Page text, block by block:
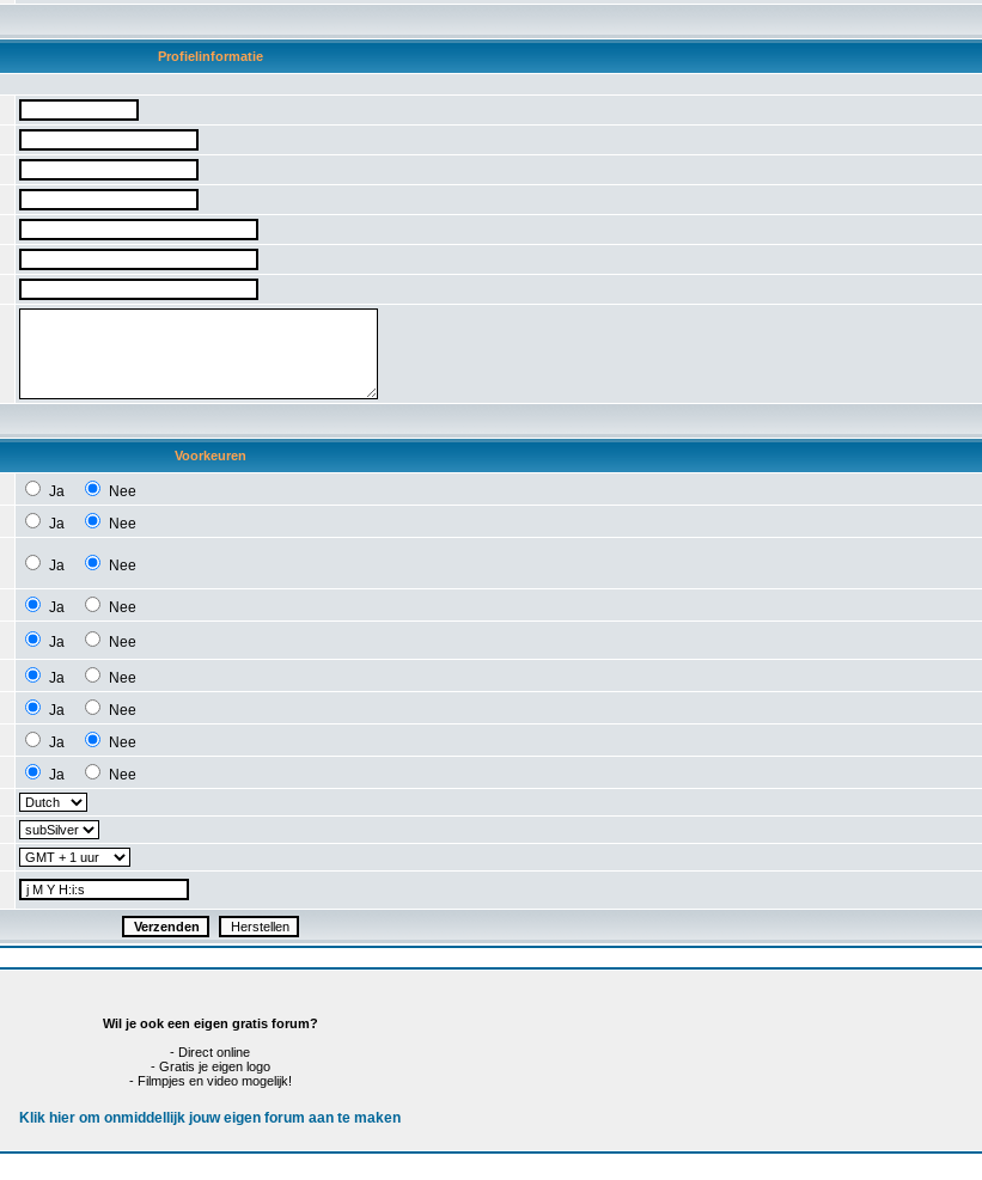
Profielinformatie
Voorkeuren
Ja
Nee
Ja
Nee
Ja Nee
Ja
Nee
Ja
Nee
Ja
Nee
Ja
Nee
Ja
Nee
Ja
Nee
Wil je ook een eigen gratis forum?
- Direct online
- Gratis je eigen logo
- Filmpjes en video mogelijk!
Klik hier om onmiddellijk jouw eigen forum aan te maken